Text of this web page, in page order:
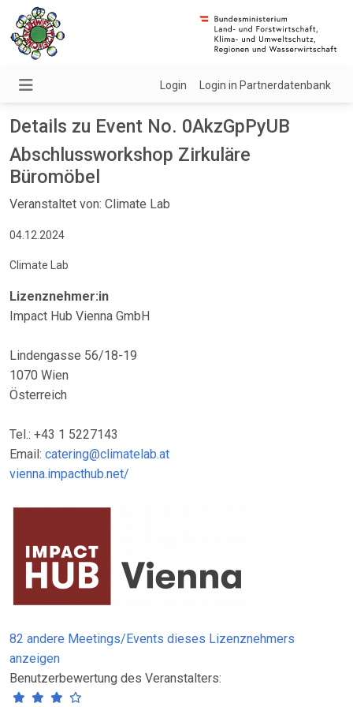
Login Login in Partnerdatenbank
Details zu Event No. 0AkzGpPyUB
Abschlussworkshop Zirkuläre
Büromöbel
Veranstaltet von: Climate Lab
04.12.2024
Climate Lab
Lizenznehmer:in
Impact Hub Vienna GmbH
Lindengasse 56/18-19
1070 Wien
Österreich
Tel.: +43 1 5227143
Email: catering@climatelab.at
vienna.impacthub.net/
82 andere Meetings/Events dieses Lizenznehmers
anzeigen
Benutzerbewertung des Veranstalters: